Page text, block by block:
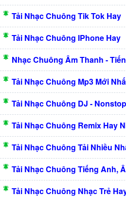
Tải Nhạc Chuông Tik Tok Hay
Tải Nhạc Chuông IPhone Hay
Nhạc Chuông Âm Thanh -
Tải Nhạc Chuông Mp3 Mới
Tải Nhạc Chuông DJ - Nonstop
Tải Nhạc Chuông Remix Hay
Tải Nhạc Chuông Tải Nhiều
Tải Nhạc Chuông Tiếng Anh,
Tải Nhạc Chuông Nhạc Trẻ